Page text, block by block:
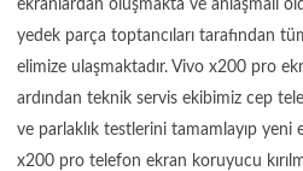
ekranlardan oluşmakta ve anlaşmalı
yedek parça toptancıları tarafından
elimize ulaşmaktadır. Vivo x200 pro
ardından teknik servis ekibimiz cep
ve parlaklık testlerini tamamlayıp yeni
x200 pro telefon ekran koruyucu